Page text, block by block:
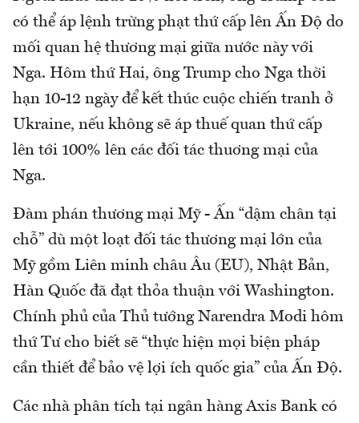
có thể áp lệnh trừng phạt thứ cấp lên Ấn Độ do
mối quan hệ thương mại giữa nước này với
Nga. Hôm thứ Hai, ông Trump cho Nga thời
hạn 10-12 ngày để kết thúc cuộc chiến tranh ở
Ukraine, nếu không sẽ áp thuế quan thứ cấp
lên tới 100% lên các đối tác thuơng mại của
Nga.
Đàm phán thương mại Mỹ - Ấn “dậm chân tại
chỗ” dù một loạt đối tác thương mại lớn của
Mỹ gồm Liên minh châu Âu (EU), Nhật Bản,
Hàn Quốc đã đạt thỏa thuận với Washington.
Chính phủ của Thủ tướng Narendra Modi hôm
thứ Tư cho biết sẽ “thực hiện mọi biện pháp
cần thiết để bảo vệ lợi ích quốc gia” của Ấn Độ.
Các nhà phân tích tại ngân hàng Axis Bank có